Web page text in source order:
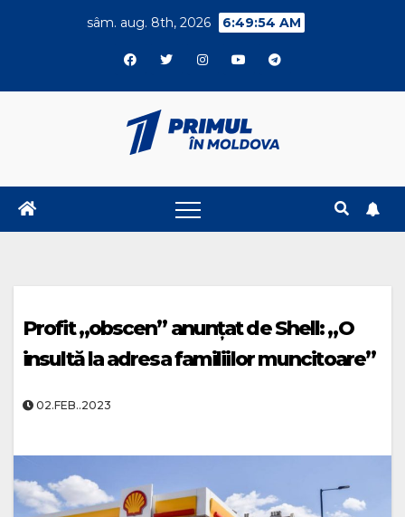
sâm. aug. 8th, 2026 6:49:55 AM
Profit „obscen” anunţat de Shell: „O
insultă la adresa familiilor muncitoare”
02.FEB..2023